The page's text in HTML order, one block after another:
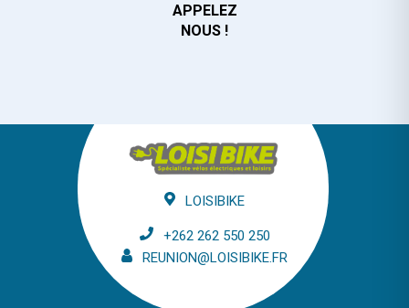
APPELEZ
NOUS !
LOISIBIKE
+262 262 550 250
REUNION@LOISIBIKE.FR